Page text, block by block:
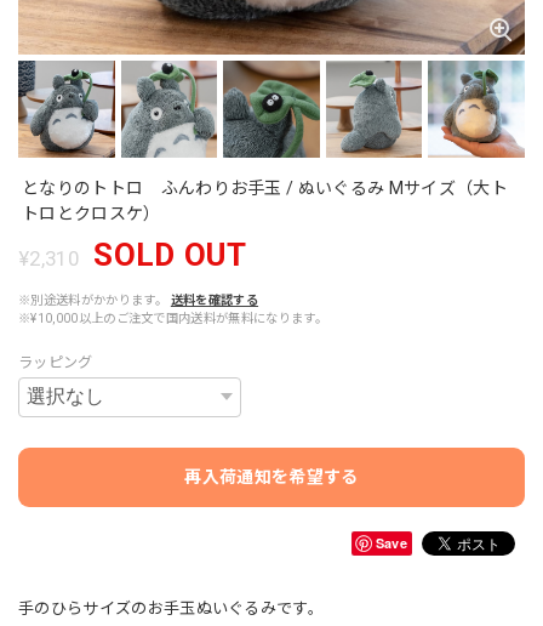
となりのトトロ ふんわりお手玉 / ぬいぐるみ Mサイズ（大ト
トロとクロスケ）
¥2,310 SOLD OUT
※別途送料がかかります。
送料を確認する
※¥10,000以上のご注文で国内送料が無料になります。
ラッピング
再入荷通知を希望する
Save
手のひらサイズのお手玉ぬいぐるみです。